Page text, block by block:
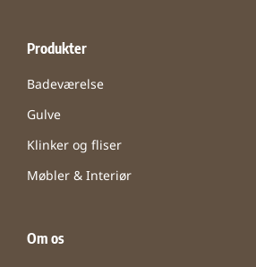
Produkter
Badeværelse
Gulve
Klinker og fliser
Møbler & Interiør
Om os